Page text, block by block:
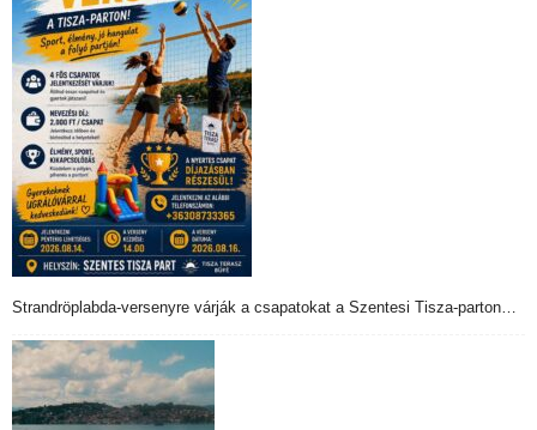
Strandröplabda-versenyre várják a csapatokat a Szentesi Tisza-parton…